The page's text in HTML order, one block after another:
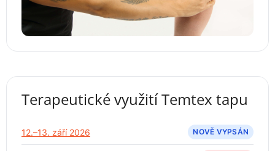
Terapeutické využití Temtex tapu
12.–13. září 2026 NOVĚ VYPSÁN